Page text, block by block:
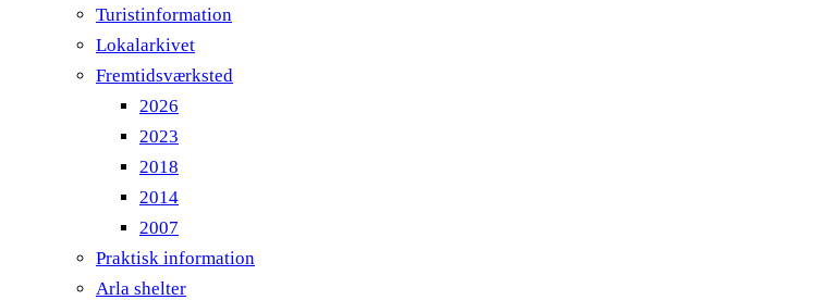
Turistinformation
Lokalarkivet
Fremtidsværksted
2026
2023
2018
2014
2007
Praktisk information
Arla shelter